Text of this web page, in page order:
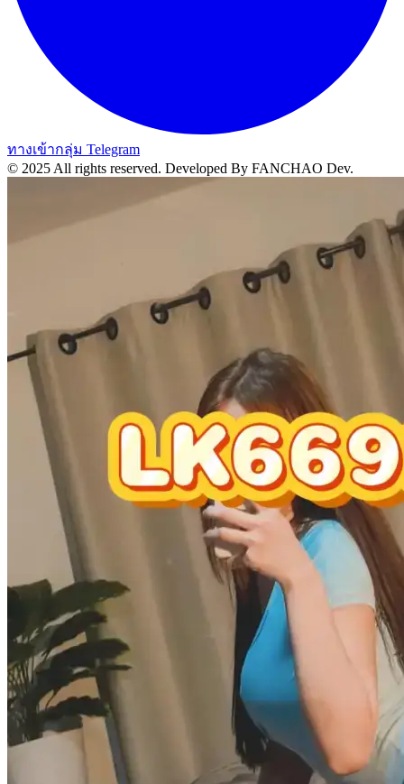
ทางเข้ากลุ่ม Telegram
© 2025 All rights reserved. Developed By FANCHAO Dev.